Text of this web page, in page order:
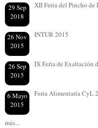
29 Sep
2018
XII Feria del Pincho de
26 Nov
2015
INTUR 2015
26 Sep
2015
IX Feria de Exaltación
6 Mayo
2015
Feria Alimentaria CyL
más...